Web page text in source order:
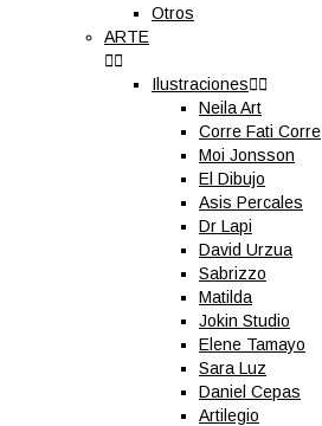
Otros
ARTE

Ilustraciones
Neila Art
Corre Fati Corre
Moi Jonsson
El Dibujo
Asis Percales
Dr Lapi
David Urzua
Sabrizzo
Matilda
Jokin Studio
Elene Tamayo
Sara Luz
Daniel Cepas
Artilegio